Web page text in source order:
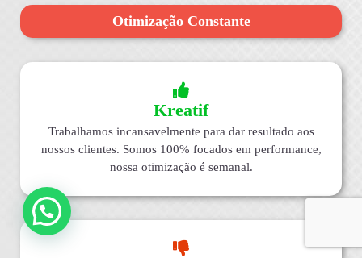
Otimização Constante
Kreatif
Trabalhamos incansavelmente para dar resultado aos
nossos clientes. Somos 100% focados em performance,
nossa otimização é semanal.